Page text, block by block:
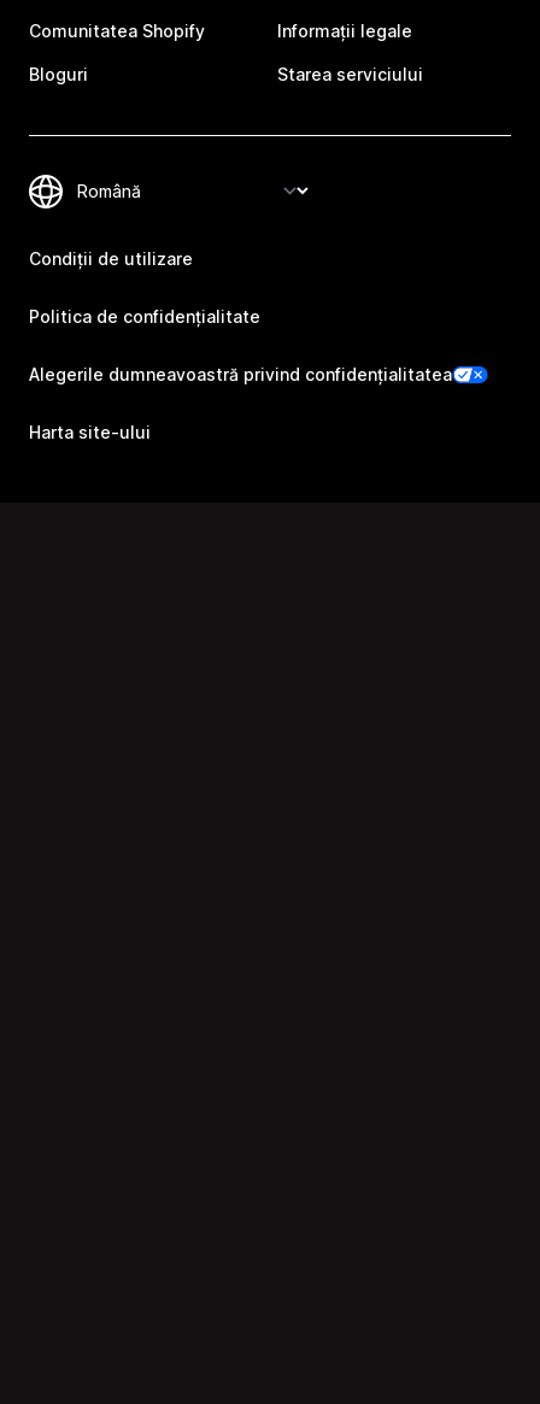
Comunitatea Shopify
Bloguri
Informații legale
Starea serviciului
Condiții de utilizare
Politica de confidențialitate
Alegerile dumneavoastră privind confidențialitatea
Harta site-ului